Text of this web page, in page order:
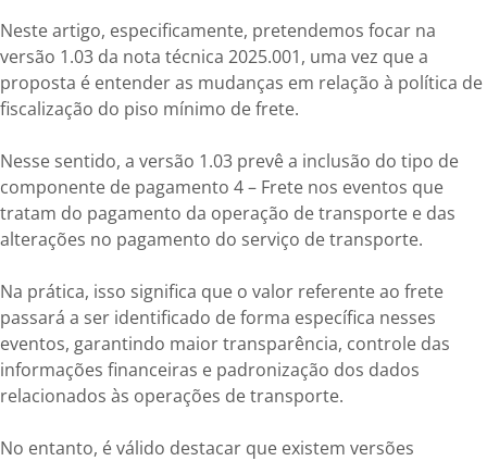
Neste artigo, especificamente, pretendemos focar na
versão 1.03 da nota técnica 2025.001, uma vez que a
proposta é entender as mudanças em relação à política de
fiscalização do piso mínimo de frete.
Nesse sentido, a versão 1.03 prevê a inclusão do tipo de
componente de pagamento 4 – Frete nos eventos que
tratam do pagamento da operação de transporte e das
alterações no pagamento do serviço de transporte.
Na prática, isso significa que o valor referente ao frete
passará a ser identificado de forma específica nesses
eventos, garantindo maior transparência, controle das
informações financeiras e padronização dos dados
relacionados às operações de transporte.
No entanto, é válido destacar que existem versões